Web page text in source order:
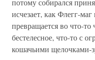
потому собирался
исчезает, как Флегг-
превращается во что-
бестелесное, что-то с
кошачьими щелочками-